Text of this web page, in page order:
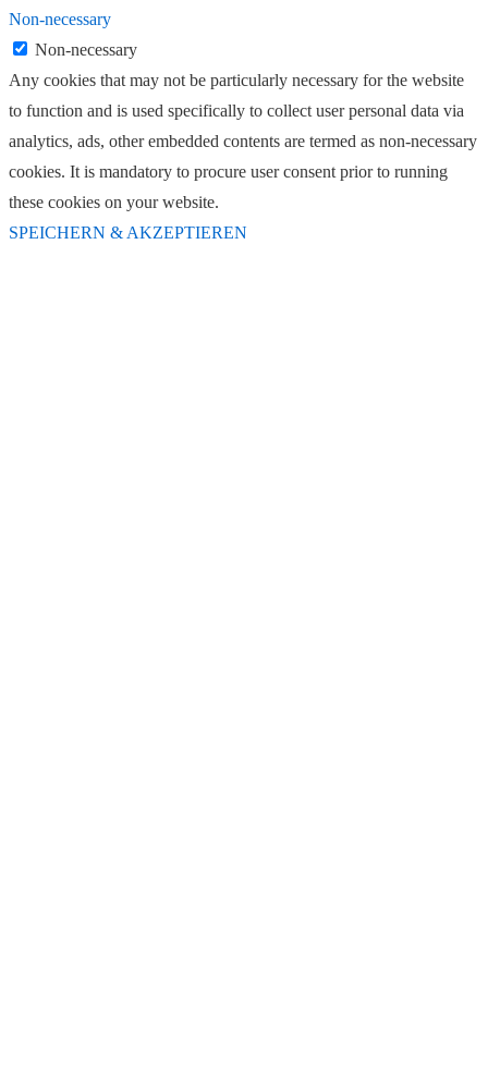
Non-necessary
Non-necessary
Any cookies that may not be particularly necessary for the website
to function and is used specifically to collect user personal data via
analytics, ads, other embedded contents are termed as non-necessary
cookies. It is mandatory to procure user consent prior to running
these cookies on your website.
SPEICHERN & AKZEPTIEREN